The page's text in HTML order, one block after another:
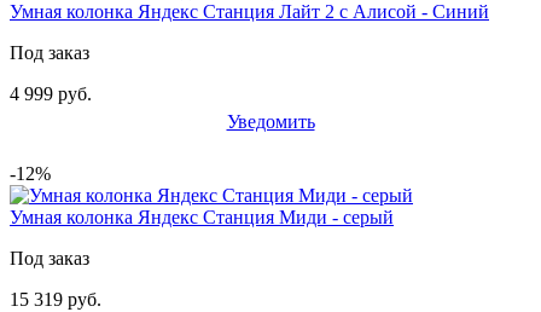
Умная колонка Яндекс Станция Лайт 2 с Алисой - Синий
Под заказ
4 999 руб.
Уведомить
-12%
Умная колонка Яндекс Станция Миди - серый
Под заказ
15 319 руб.